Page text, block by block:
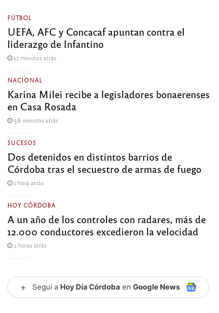
FÚTBOL
UEFA, AFC y Concacaf apuntan contra el
liderazgo de Infantino
12 minutos atrás
NACIONAL
Karina Milei recibe a legisladores bonaerenses
en Casa Rosada
58 minutos atrás
SUCESOS
Dos detenidos en distintos barrios de
Córdoba tras el secuestro de armas de fuego
1 hora atrás
HOY CÓRDOBA
A un año de los controles con radares, más de
12.000 conductores excedieron la velocidad
2 horas atrás
+ Seguí a Hoy Día Córdoba en Google News